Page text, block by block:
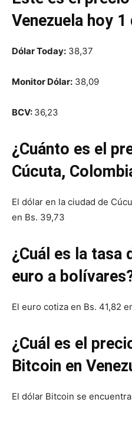
Venezuela hoy
Dólar Today: 38,37
Monitor Dólar: 38,09
BCV: 36,23
¿Cuánto es el
Cúcuta,
El dólar en la ciudad de
en Bs. 39,73
¿Cuál es la tasa
euro a
El euro cotiza en Bs. 41,82
¿Cuál es el
Bitcoin en
El dólar Bitcoin se